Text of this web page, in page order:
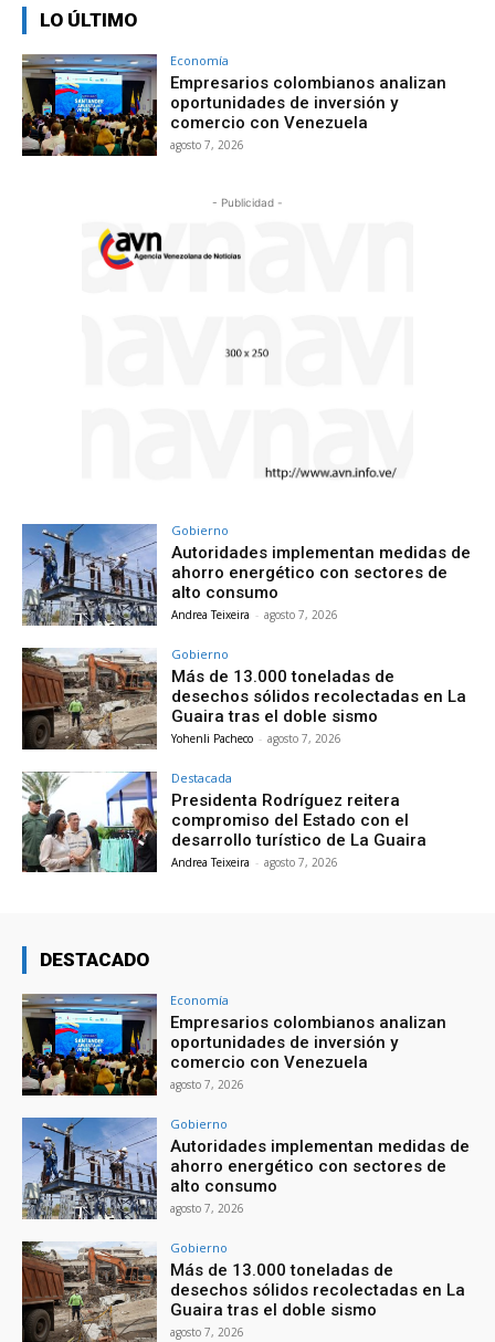
LO ÚLTIMO
Economía
Empresarios colombianos analizan
oportunidades de inversión y
comercio con Venezuela
agosto 7, 2026
- Publicidad -
Gobierno
Autoridades implementan medidas de
ahorro energético con sectores de
alto consumo
Andrea Teixeira - agosto 7, 2026
Gobierno
Más de 13.000 toneladas de
desechos sólidos recolectadas en La
Guaira tras el doble sismo
Yohenli Pacheco - agosto 7, 2026
Destacada
Presidenta Rodríguez reitera
compromiso del Estado con el
desarrollo turístico de La Guaira
Andrea Teixeira - agosto 7, 2026
DESTACADO
Economía
Empresarios colombianos analizan
oportunidades de inversión y
comercio con Venezuela
agosto 7, 2026
Gobierno
Autoridades implementan medidas de
ahorro energético con sectores de
alto consumo
agosto 7, 2026
Gobierno
Más de 13.000 toneladas de
desechos sólidos recolectadas en La
Guaira tras el doble sismo
agosto 7, 2026